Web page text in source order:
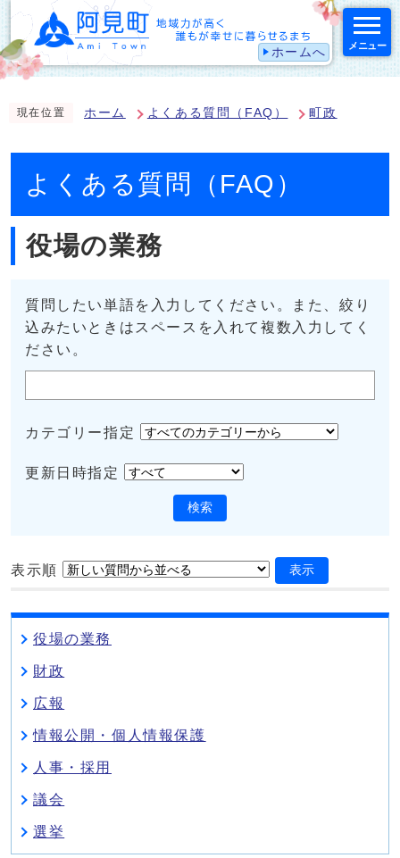
ホームへ メニュー
現在位置 ホーム よくある質問（FAQ） 町政
よくある質問（FAQ）
役場の業務
質問したい単語を入力してください。また、絞り
込みたいときはスペースを入れて複数入力してく
ださい。
カテゴリー指定
更新日時指定
検索
表示順 表示
役場の業務
財政
広報
情報公開・個人情報保護
人事・採用
議会
選挙